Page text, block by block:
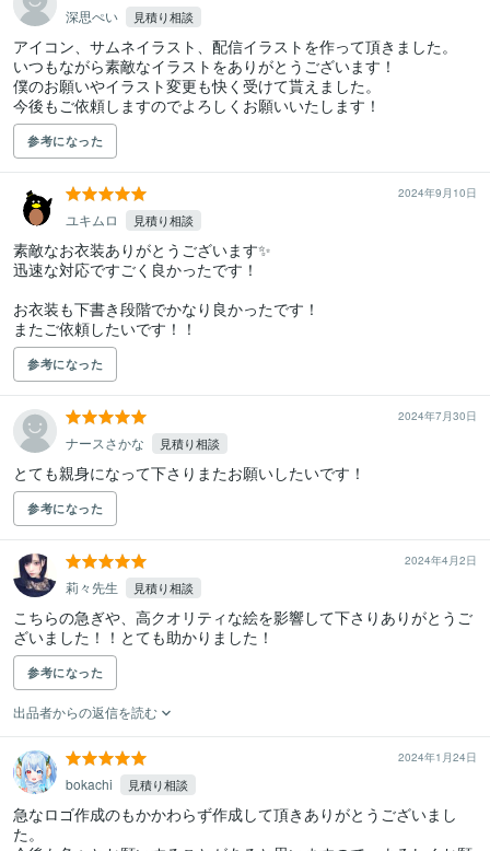
深思ぺい 見積り相談
アイコン、サムネイラスト、配信イラストを作って頂きました。
いつもながら素敵なイラストをありがとうございます！
僕のお願いやイラスト変更も快く受けて貰えました。
今後もご依頼しますのでよろしくお願いいたします！
参考になった
2024年9月10日
ユキムロ 見積り相談
素敵なお衣装ありがとうございます✨️
迅速な対応ですごく良かったです！
お衣装も下書き段階でかなり良かったです！
またご依頼したいです！！
参考になった
2024年7月30日
ナースさかな 見積り相談
とても親身になって下さりまたお願いしたいです！
参考になった
2024年4月2日
莉々先生 見積り相談
こちらの急ぎや、高クオリティな絵を影響して下さりありがとうご
ざいました！！とても助かりました！
参考になった
出品者からの返信を読む
2024年1月24日
bokachi 見積り相談
急なロゴ作成のもかかわらず作成して頂きありがとうございまし
た。